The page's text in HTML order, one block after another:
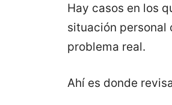
Hay casos en los
situación personal
problema real.
Ahí es donde